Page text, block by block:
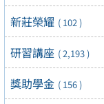
新莊榮耀 ( 102 )
研習講座 ( 2,193 )
獎助學金 ( 156 )